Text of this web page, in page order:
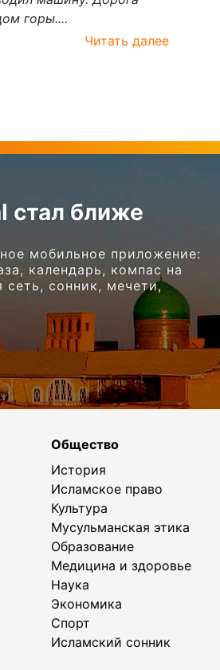
горы....
Читать далее
стал ближе
мобильное приложение:
календарь, компас на
сеть, сонник, мечети,
Общество
История
Исламское право
Культура
Мусульманская этика
Образование
Медицина и здоровье
Наука
Экономика
Спорт
Исламский сонник